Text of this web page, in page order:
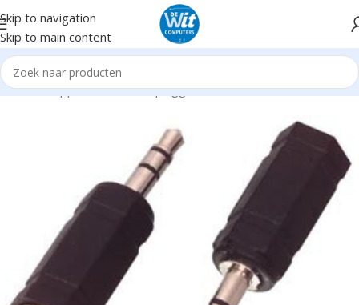
Skip to navigation
Skip to main content
Home Supplies Kabels en pluggen Audio Video